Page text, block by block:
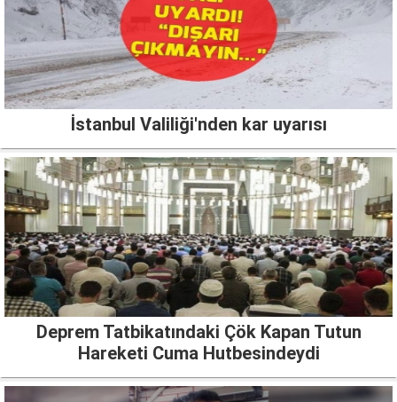
İstanbul Valiliği'nden kar uyarısı
Deprem Tatbikatındaki Çök Kapan Tutun
Hareketi Cuma Hutbesindeydi